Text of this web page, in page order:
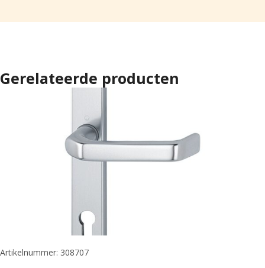
Gerelateerde producten
Artikelnummer: 308707